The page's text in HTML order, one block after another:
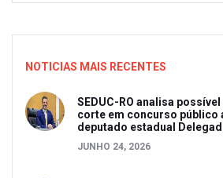
NOTICIAS MAIS RECENTES
SEDUC-RO analisa
corte em concurso público
deputado estadual
JUNHO 24, 2026